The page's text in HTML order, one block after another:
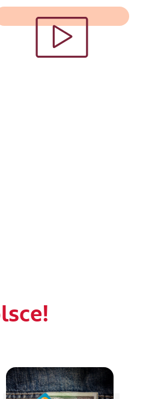
Netflixa, Spotify, Świata
książki, Xbox czy Empik
GO MAX